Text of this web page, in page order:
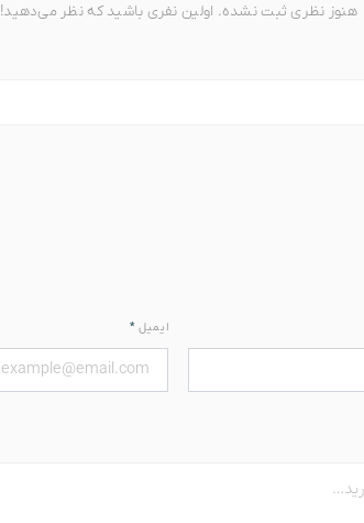
هنوز نظری ثبت نشده. اولین نفری باشید که نظر می‌دهید!
ایمیل*